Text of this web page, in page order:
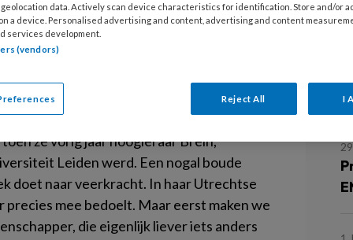
met jeugdtraumatische
op te geven, bewijst het
Harmelen, hoogleraar Brein, Veiligheid
kennen we wél.
titel van de inaugurele rede die prof. dr.
ze vorig jaar hoogleraarBrein,
Leiden werd. Een nogal boude
doet naar veerkracht. In haar Utrechtse
precies mee bedoelt. Maar eerst maken we
die eigenlijk liever iets anders
data. Actively scan device characteristics for identification. Store and/or
a device. Personalised advertising and content, advertising and content
services development.
(vendors)
Reject All I